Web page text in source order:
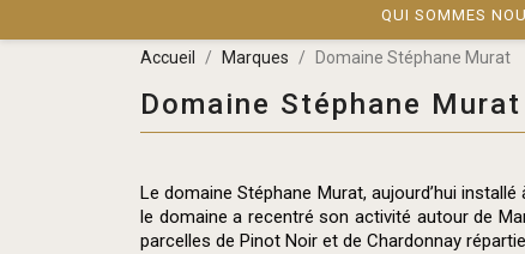
QUI SOMMES
Accueil Marques Domaine Stéphane Murat
Domaine Stéphane Murat
Le domaine Stéphane Murat, aujourd’hui
le domaine a recentré son activité autour de
parcelles de Pinot Noir et de Chardonnay